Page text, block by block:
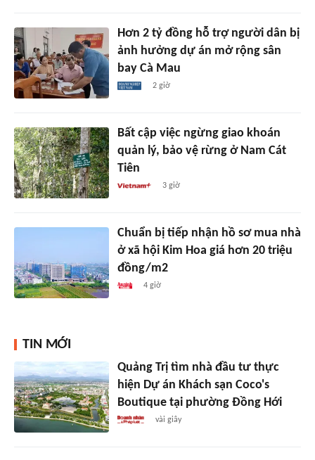
Hơn 2 tỷ đồng hỗ trợ người dân bị
ảnh hưởng dự án mở rộng sân
bay Cà Mau
2 giờ
Bất cập việc ngừng giao khoán
quản lý, bảo vệ rừng ở Nam Cát
Tiên
3 giờ
Chuẩn bị tiếp nhận hồ sơ mua nhà
ở xã hội Kim Hoa giá hơn 20 triệu
đồng/m2
4 giờ
TIN MỚI
Quảng Trị tìm nhà đầu tư thực
hiện Dự án Khách sạn Coco's
Boutique tại phường Đồng Hới
vài giây